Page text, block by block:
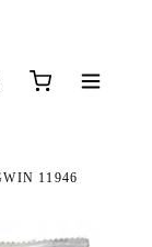
11946